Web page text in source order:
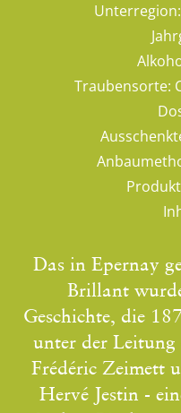
Unterregion:
Traubensorte:
Das in Epernay
Brillant
Geschichte, die
unter der Leitung
Frédéric Zeimett
Hervé Jestin -